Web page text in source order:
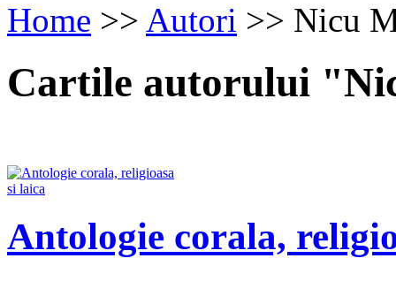
Home >> Autori >> Nicu
Cartile autorului
Antologie corala,